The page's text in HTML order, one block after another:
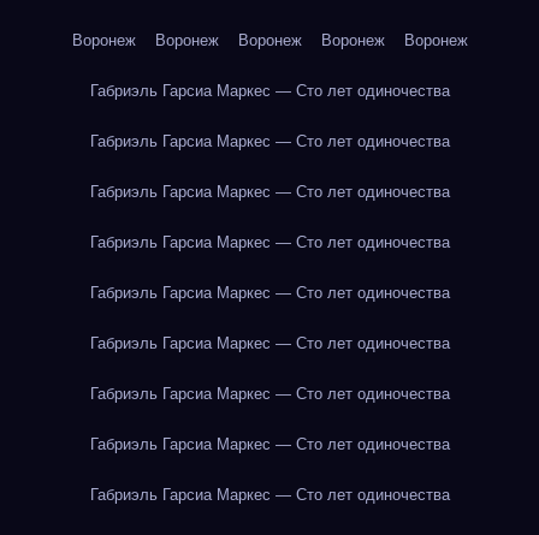
Воронеж Воронеж Воронеж Воронеж Воронеж
Габриэль Гарсиа Маркес — Сто лет одиночества
Габриэль Гарсиа Маркес — Сто лет одиночества
Габриэль Гарсиа Маркес — Сто лет одиночества
Габриэль Гарсиа Маркес — Сто лет одиночества
Габриэль Гарсиа Маркес — Сто лет одиночества
Габриэль Гарсиа Маркес — Сто лет одиночества
Габриэль Гарсиа Маркес — Сто лет одиночества
Габриэль Гарсиа Маркес — Сто лет одиночества
Габриэль Гарсиа Маркес — Сто лет одиночества